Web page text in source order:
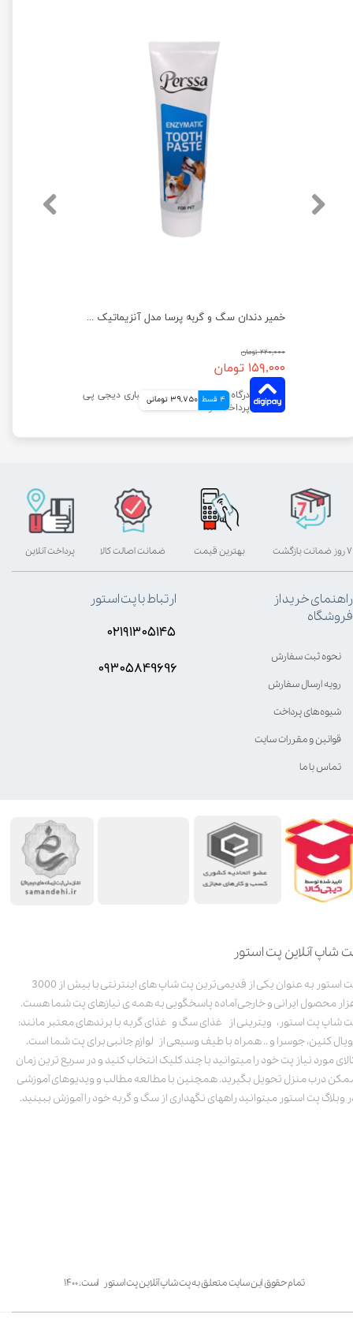
خمیر دندان سگ و گربه پرسا مدل آنزیماتیک وزن 110 گرم
۲۲۰,۰۰۰ تومان
۱۵۹,۰۰۰ تومان
4 قسط 39,750 تومانی
شاپ آنلاین پت استور
پت استور به عنوان یکی از قدیمی‌ترین پت شاپ های اینترنتی با بیش از 3000
محصول ایرانی و خارجی آماده پاسخگویی به همه ی نیازهای پت شما هست.
شاپ پت استور، ویترینی از غذای سگ و غذای گربه با برندهای معتبر مانند:
کنین، جوسرا و .. همراه با طیف وسیعی از لوازم جانبی برای پت شما است.
مورد نیاز پت خود را میتوانید با چند کلیک انتخاب کنید و در سریع ترین زمان
درب منزل تحویل بگیرید. همچنین با مطالعه مطالب و ویدیوهای آموزشی
وبلاگ پت استور میتوانید راههای نگهداری از سگ و گربه خود را آموزش ببینید.
تمام حقوق این سایت متعلق به پت شاپ آنلاین پت استور است. ۱۴۰۰
بهترین قیمت پرداخت آنلاین ۷ روز ضمانت بازگشت ضمانت اصالت کالا
راهنمای خرید از
فروشگاه
نحوه ثبت سفارش
رویه ارسال سفارش
شیوه‌های پرداخت
قوانین و مقررات سایت
تماس با ما
ارتباط با پت استور
۰۲۱۹۱۳۰۵۱۴۵
۰۹۳۰۵8۴9696